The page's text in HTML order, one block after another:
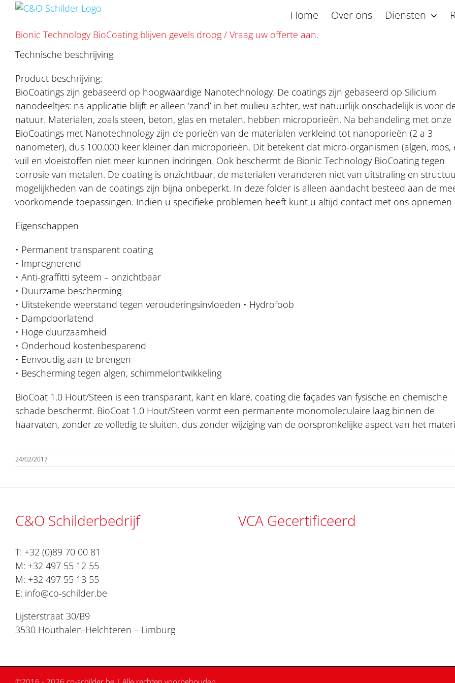
inhoud
Home Over ons Diensten
Bionic Technology BioCoating blijven gevels droog / Vraag uw offerte aan.
Technische beschrijving
Product beschrijving:
BioCoatings zijn gebaseerd op hoogwaardige Nanotechnology. De coatings zijn gebaseerd op Silicium
nanodeeltjes: na applicatie blijft er alleen ‘zand’ in het mulieu achter, wat natuurlijk onschadelijk is voor
natuur. Materialen, zoals steen, beton, glas en metalen, hebben microporieën. Na behandeling met onze
BioCoatings met Nanotechnology zijn de porieën van de materialen verkleind tot nanoporieën (2 a 3
nanometer), dus 100.000 keer kleiner dan microporieën. Dit betekent dat micro-organismen (algen, mos,
vuil en vloeistoffen niet meer kunnen indringen. Ook beschermt de Bionic Technology BioCoating tegen
corrosie van metalen. De coating is onzichtbaar, de materialen veranderen niet van uitstraling en
mogelijkheden van de coatings zijn bijna onbeperkt. In deze folder is alleen aandacht besteed aan de
voorkomende toepassingen. Indien u specifieke problemen heeft kunt u altijd contact met ons opnemen
Eigenschappen
• Permanent transparent coating
• Impregnerend
• Anti-graffitti syteem – onzichtbaar
• Duurzame bescherming
• Uitstekende weerstand tegen verouderingsinvloeden • Hydrofoob
• Dampdoorlatend
• Hoge duurzaamheid
• Onderhoud kostenbesparend
• Eenvoudig aan te brengen
• Bescherming tegen algen, schimmelontwikkeling
BioCoat 1.0 Hout/Steen is een transparant, kant en klare, coating die façades van fysische en chemische
schade beschermt. BioCoat 1.0 Hout/Steen vormt een permanente monomoleculaire laag binnen de
haarvaten, zonder ze volledig te sluiten, dus zonder wijziging van de oorspronkelijke aspect van het
24/02/2017
C&O Schilderbedrijf
T: +32 (0)89 70 00 81
M: +32 497 55 12 55
M: +32 497 55 13 55
E: info@co-schilder.be
Lijsterstraat 30/B9
3530 Houthalen-Helchteren – Limburg
VCA Gecertificeerd